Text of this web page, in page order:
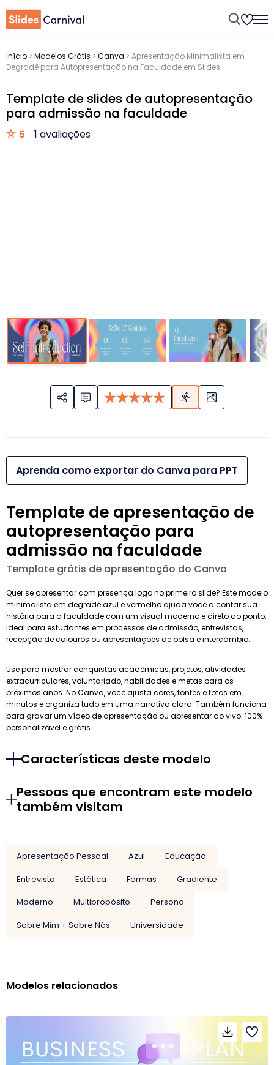
Início > Modelos Grátis > Canva > Apresentação Minimalista em
Degradê para Autopresentação na Faculdade em Slides
Template de slides de autopresentação
para admissão na faculdade
5 1 avaliações
Aprenda como exportar do Canva para PPT
Template de apresentação de
autopresentação para
admissão na faculdade
Template grátis de apresentação do Canva
Quer se apresentar com presença logo no primeiro slide? Este modelo
minimalista em degradê azul e vermelho ajuda você a contar sua
história para a faculdade com um visual moderno e direto ao ponto.
Ideal para estudantes em processos de admissão, entrevistas,
recepção de calouros ou apresentações de bolsa e intercâmbio.
Use para mostrar conquistas acadêmicas, projetos, atividades
extracurriculares, voluntariado, habilidades e metas para os
próximos anos. No Canva, você ajusta cores, fontes e fotos em
minutos e organiza tudo em uma narrativa clara. Também funciona
para gravar um vídeo de apresentação ou apresentar ao vivo. 100%
personalizável e grátis.
Características deste modelo
Pessoas que encontram este modelo
também visitam
Apresentação Pessoal Azul
Educação
Entrevista
Estética Formas
Gradiente
Moderno
Multipropósito
Persona
Sobre Mim + Sobre Nós
Universidade
Modelos relacionados